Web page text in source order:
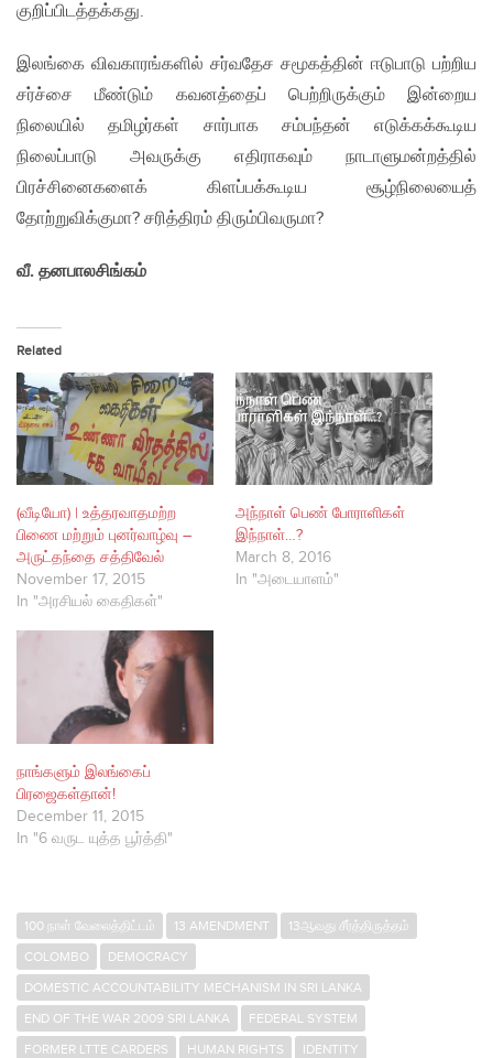
குறிப்பிடத்தக்கது.
இலங்கை விவகாரங்களில் சர்வதேச சமூகத்தின் ஈடுபாடு பற்றிய
சர்ச்சை மீண்டும் கவனத்தைப் பெற்றிருக்கும் இன்றைய
நிலையில் தமிழர்கள் சார்பாக சம்பந்தன் எடுக்கக்கூடிய
நிலைப்பாடு அவருக்கு எதிராகவும் நாடாளுமன்றத்தில்
பிரச்சினைகளைக் கிளப்பக்கூடிய சூழ்நிலையைத்
தோற்றுவிக்குமா? சரித்திரம் திரும்பிவருமா?
வீ. தனபாலசிங்கம்
Related
(வீடியோ) | உத்தரவாதமற்ற
பிணை மற்றும் புனர்வாழ்வு –
அருட்தந்தை சத்திவேல்
November 17, 2015
In "அரசியல் கைதிகள்"
அந்நாள் பெண் போராளிகள்
இந்நாள்…?
March 8, 2016
In "அடையாளம்"
நாங்களும் இலங்கைப்
பிரஜைகள்தான்!
December 11, 2015
In "6 வருட யுத்த பூர்த்தி"
100 நாள் வேலைத்திட்டம் 13 AMENDMENT
13ஆவது சீர்த்திருத்தம்
COLOMBO
DEMOCRACY
DOMESTIC ACCOUNTABILITY MECHANISM IN SRI LANKA
END OF THE WAR 2009 SRI LANKA
FEDERAL SYSTEM
FORMER LTTE CARDERS
HUMAN RIGHTS IDENTITY